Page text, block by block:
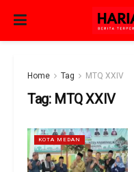
Home Tag MTQ XXIV
Tag: MTQ XXIV
KOTA MEDAN